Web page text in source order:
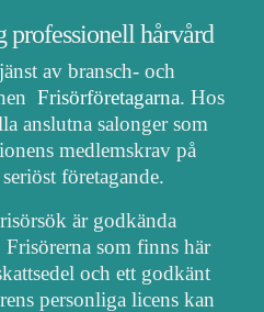
professionell hårvård
av bransch- och
Frisörföretagarna. Hos
anslutna salonger som
medlemskrav på
företagande.
är godkända
som finns här
och ett godkänt
personliga licens kan